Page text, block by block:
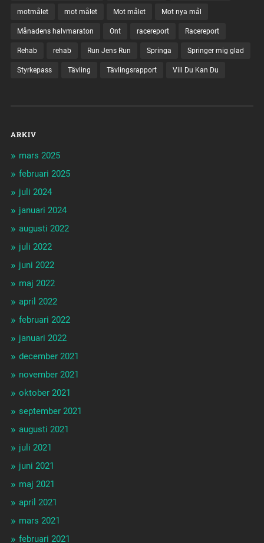
motmålet mot målet Mot målet Mot nya mål
Månadens halvmaraton Ont racereport Racereport
Rehab rehab Run Jens Run Springa Springer mig glad
Styrkepass Tävling Tävlingsrapport Vill Du Kan Du
ARKIV
mars 2025
februari 2025
juli 2024
januari 2024
augusti 2022
juli 2022
juni 2022
maj 2022
april 2022
februari 2022
januari 2022
december 2021
november 2021
oktober 2021
september 2021
augusti 2021
juli 2021
juni 2021
maj 2021
april 2021
mars 2021
februari 2021